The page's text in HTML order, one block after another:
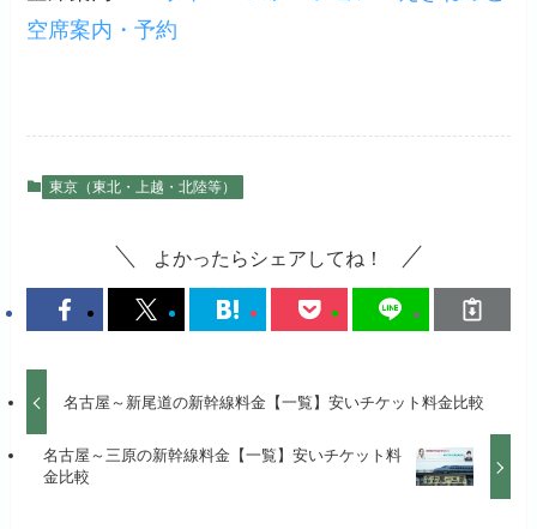
空席案内・予約
東京（東北・上越・北陸等）
よかったらシェアしてね！
名古屋～新尾道の新幹線料金【一覧】安いチケット料金比較
名古屋～三原の新幹線料金【一覧】安いチケット料
金比較